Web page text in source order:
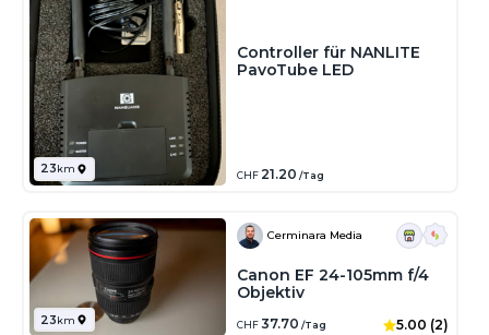
23km
Controller für NANLITE
PavoTube LED
CHF 21.20 /Tag
23km
Cerminara Media
Canon EF 24-105mm f/4
Objektiv
CHF37.70 /Tag 5.00 (2)